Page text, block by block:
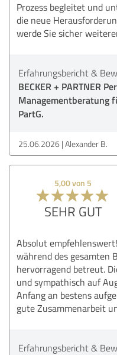
Prozess begleitet und
die neue
werde Sie sicher
Erfahrungsbericht &
BECKER + PARTNER
Managementberatung
PartG.
25.06.2026 Alexander B.
5,00 von 5
SEHR GUT
Absolut
während des gesamten
hervorragend betreut.
und sympathisch auf
Anfang an bestens
gute Zusammenarbeit
Erfahrungsbericht &